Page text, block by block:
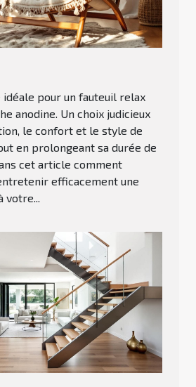
idéale pour un fauteuil relax
anodine. Un choix judicieux
le confort et le style de
en prolongeant sa durée de
cet article comment
efficacement une